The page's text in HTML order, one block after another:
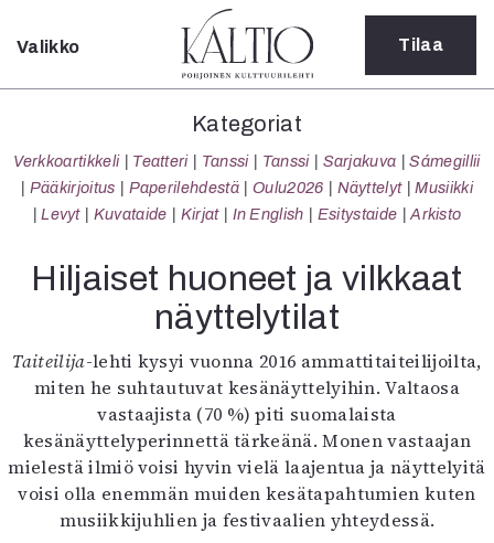
Sulje
Kategoriat
Verkkoartikkeli
Teatteri
Tanssi
Sarjakuva
Sámegillii
Pääkirjoitus
Oulu2026
Näyttelyt
Musiikki
Levyt
Kuvataide
Kirjat
In English
Valikko Tilaa
Kategoriat
Verkkoartikkeli Teatteri Tanssi Tanssi Sarjakuva
Sámegillii
Pääkirjoitus
Paperilehdestä Oulu2026 Näyttelyt
Musiikki
Levyt
Kuvataide Kirjat In English Esitystaide Arkisto
Hiljaiset huoneet ja vilkkaat
näyttelytilat
Taiteilija-lehti kysyi vuonna 2016 ammattitaiteilijoilta,
miten he suhtautuvat kesänäyttelyihin. Valtaosa
vastaajista (70 %) piti suomalaista
kesänäyttelyperinnettä tärkeänä. Monen vastaajan
mielestä ilmiö voisi hyvin vielä laajentua ja näyttelyitä
voisi olla enemmän muiden kesätapahtumien kuten
musiikkijuhlien ja festivaalien yhteydessä.